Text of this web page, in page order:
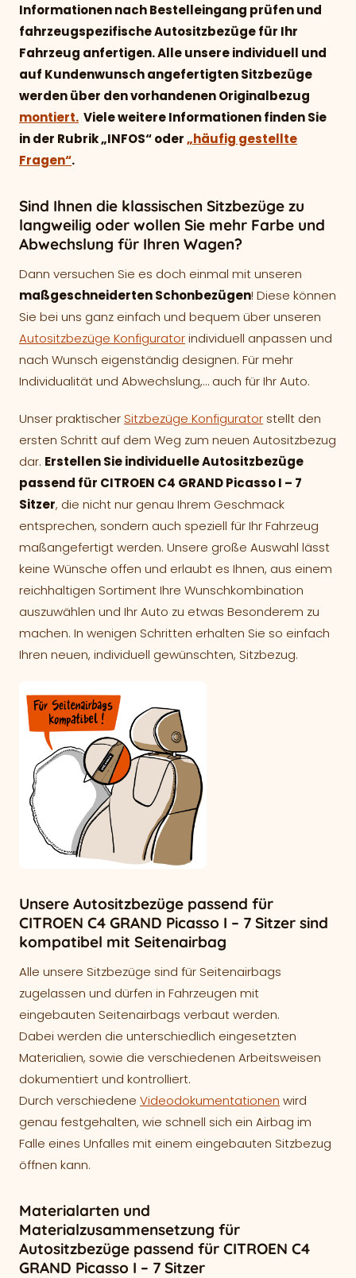
Informationen nach Bestelleingang prüfen und
fahrzeugspezifische Autositzbezüge für Ihr
Fahrzeug anfertigen. Alle unsere individuell und
auf Kundenwunsch angefertigten Sitzbezüge
werden über den vorhandenen Originalbezug
montiert. Viele weitere Informationen finden Sie
in der Rubrik „INFOS“ oder„häufig gestellte
Fragen“.
Sind Ihnen die klassischen Sitzbezüge zu
langweilig oder wollen Sie mehr Farbe und
Abwechslung für Ihren Wagen?
Dann versuchen Sie es doch einmal mit unseren
maßgeschneiderten Schonbezügen! Diese können
Sie bei uns ganz einfach und bequem über unseren
Autositzbezüge Konfiguratorindividuell anpassen und
nach Wunsch eigenständig designen. Für mehr
Individualität und Abwechslung,… auch für Ihr Auto.
Unser praktischer Sitzbezüge Konfigurator stellt den
ersten Schritt auf dem Weg zum neuen Autositzbezug
dar. Erstellen Sie individuelle Autositzbezüge
passend für CITROEN C4 GRAND Picasso I – 7
Sitzer, die nicht nur genau Ihrem Geschmack
entsprechen, sondern auch speziell für Ihr Fahrzeug
maßangefertigt werden. Unsere große Auswahl lässt
keine Wünsche offen und erlaubt es Ihnen, aus einem
reichhaltigen Sortiment Ihre Wunschkombination
auszuwählen und Ihr Auto zu etwas Besonderem zu
machen. In wenigen Schritten erhalten Sie so einfach
Ihren neuen, individuell gewünschten, Sitzbezug.
Unsere Autositzbezüge passend für
CITROEN C4 GRAND Picasso I – 7 Sitzer sind
kompatibel mit Seitenairbag
Alle unsere Sitzbezüge sind für Seitenairbags
zugelassen und dürfen in Fahrzeugen mit
eingebauten Seitenairbags verbaut werden.
Dabei werden die unterschiedlich eingesetzten
Materialien, sowie die verschiedenen Arbeitsweisen
dokumentiert und kontrolliert.
Durch verschiedene Videodokumentationen wird
genau festgehalten, wie schnell sich ein Airbag im
Falle eines Unfalles mit einem eingebauten Sitzbezug
öffnen kann.
Materialarten und
Materialzusammensetzung für
Autositzbezüge passend für CITROEN C4
GRAND Picasso I – 7 Sitzer